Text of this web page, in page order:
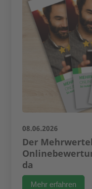
08.06.2026
Der
da
Mehr erfahren